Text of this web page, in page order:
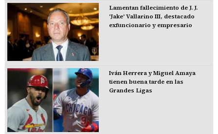
Lamentan fallecimiento de J. J.
'Jake' Vallarino III, destacado
exfuncionario y empresario
Iván Herrera y Miguel Amaya
tienen buena tarde en las
Grandes Ligas